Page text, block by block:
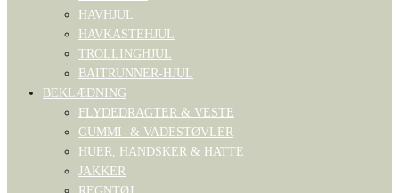
HAVHJUL
HAVKASTEHJUL
TROLLINGHJUL
BAITRUNNER-HJUL
BEKLÆDNING
FLYDEDRAGTER & VESTE
GUMMI- & VADESTØVLER
HUER, HANDSKER & HATTE
JAKKER